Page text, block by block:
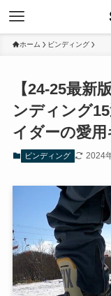
ホーム ビンディング
【24-25最新
ンディング
イダーの愛
ビンディング 2024